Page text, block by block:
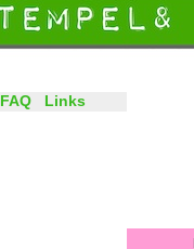
FAQ Links